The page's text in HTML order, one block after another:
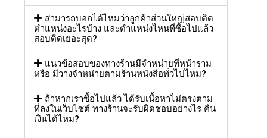
สามารถบอกได้ไหมว่าลูกค้าส่วนใหญ่สอบติด
ตำแหน่งอะไรบ้าง และตำแหน่งไหนที่ซื้อไปแล้ว
สอบติดเยอะสุด?
แนวข้อสอบของทางร้านมีจำหน่ายที่หน้าราม
หรือ มีวางจำหน่ายตามร้านหนังสือทั่วไปไหม?
ถ้าหากเราซื้อไปแล้ว ได้รับเนื้อหาไม่ตรงตาม
ที่ลงในเว็บไซต์ ทางร้านจะรับผิดชอบอย่างไร คืน
เงินได้ไหม?